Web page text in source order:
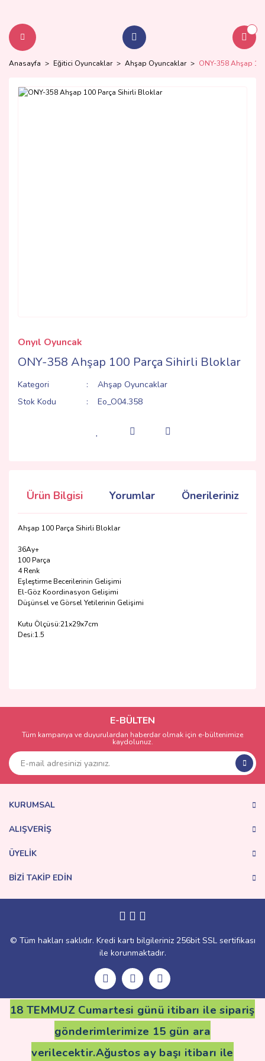
Anasayfa Eğitici Oyuncaklar Ahşap Oyuncaklar ONY-358 Ahşap
Onyıl Oyuncak
ONY-358 Ahşap 100 Parça Sihirli Bloklar
Kategori
Ahşap Oyuncaklar
Stok Kodu
Eo_O04.358
Ürün Bilgisi Yorumlar Önerileriniz
Ahşap 100 Parça Sihirli Bloklar
36Ay+
100 Parça
4 Renk
Eşleştirme Becerilerinin Gelişimi
El-Göz Koordinasyon Gelişimi
Düşünsel ve Görsel Yetilerinin Gelişimi
Kutu Ölçüsü:21x29x7cm
Desi:1.5
Yorum Yaz
kullanarak tarafımıza iletebilirsiniz.
Görüş ve önerileriniz için teşekkür ederiz.
Ürün açıklamasında eksik bilgiler bulunuyor.
Ürün bilgilerinde hatalar bulunuyor.
E-BÜLTEN
Tüm kampanya ve duyurulardan haberdar olmak için e-bültenimize
kaydolunuz.
KURUMSAL
ALIŞVERİŞ
ÜYELİK
BİZİ TAKİP EDİN
© Tüm hakları saklıdır. Kredi kartı bilgileriniz 256bit SSL sertifikası
ile korunmaktadır.
18 TEMMUZ Cumartesi günü itibarı ile sipariş
gönderimlerimize 15 gün ara
verilecektir.Ağustos ay başı itibarı ile